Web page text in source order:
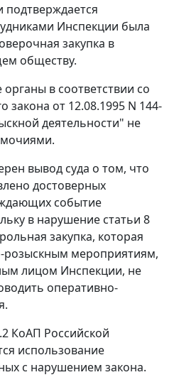
подтверждается
Инспекции была
закупка в
обществу.
в соответствии со
закона от 12.08.1995 N 144-
деятельности" не
вывод суда о том, что
достоверных
событие
в нарушение статьи 8
закупка, которая
розыскным мероприятиям,
лицом Инспекции, не
оперативно-
КоАП Российской
использование
с нарушением закона.